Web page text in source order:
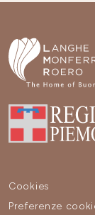
Cookies
Preferenze